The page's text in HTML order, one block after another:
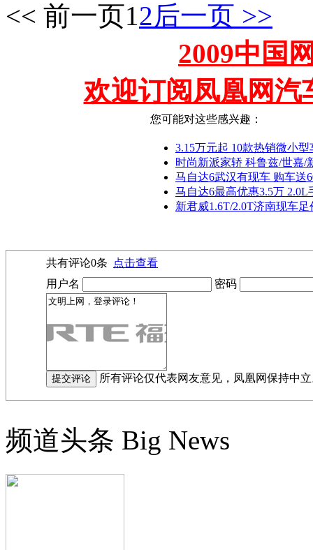
<< 前一页12后一页 >>
2009中国
欢迎订阅凤凰网汽
您可能对这些感兴趣：
3.15万元起 10款热销微小
时尚新派家轿 科鲁兹/世嘉/
马自达6武汉有现车 购车送
马自达6最高优惠3.5万 2.0L
新君威1.6T/2.0T济南现车
共有评论0条
点击查看
用户名
密码
所有评论仅代表网友意见，凤凰网保持中
频道头条 Big News